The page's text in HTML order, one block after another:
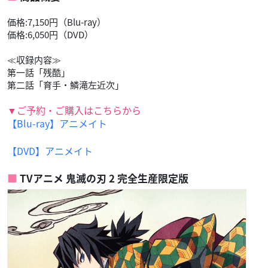
価格:7,150円（Blu-ray）
価格:6,050円（DVD）
≪収録内容≫
第一話「残酷」
第二話「育手・鱗滝左近次」
▼ご予約・ご購入はこちらから
【Blu-ray】アニメイト
【DVD】アニメイト
TVアニメ 鬼滅の刃 2 完全生産限定版